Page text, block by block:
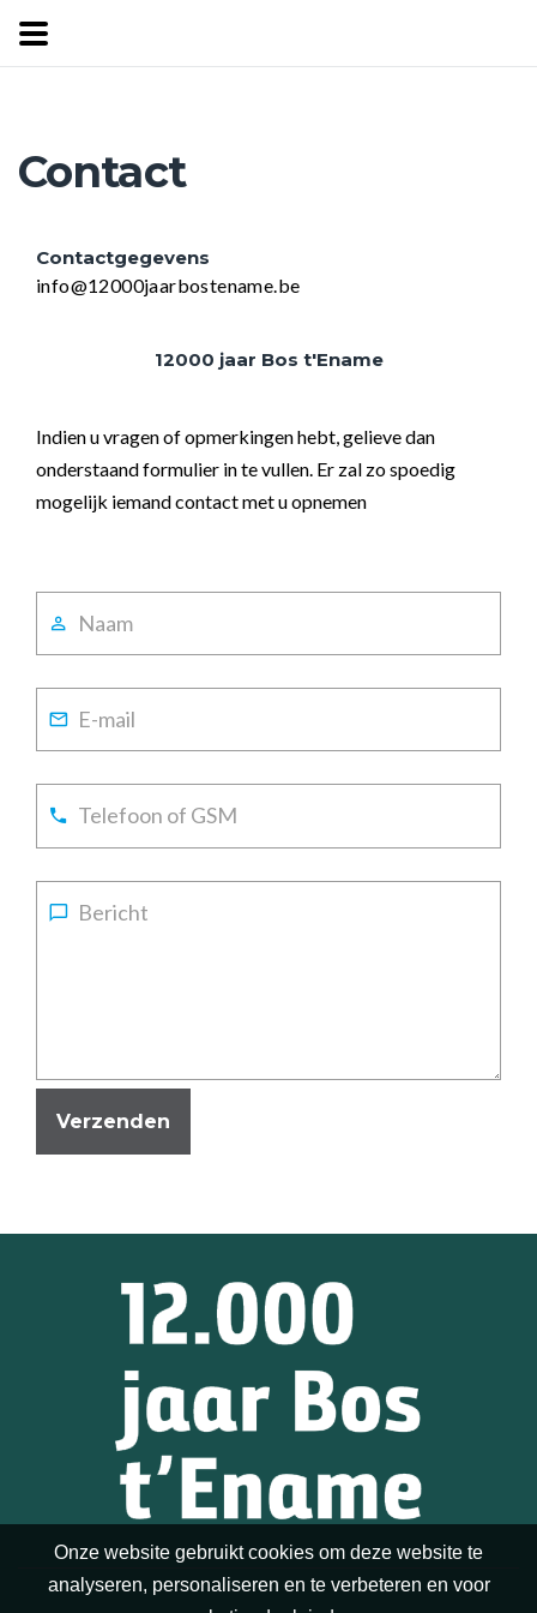
Onze website gebruikt cookies om deze website te
analyseren, personaliseren en te verbeteren en voor
Contact
Contactgegevens
info@12000jaarbostename.be
12000 jaar Bos t'Ename
Indien u vragen of opmerkingen hebt, gelieve dan
onderstaand formulier in te vullen. Er zal zo spoedig
mogelijk iemand contact met u opnemen
Naam
E-mail
Telefoon of GSM
Bericht